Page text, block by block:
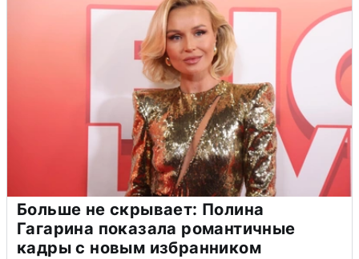
Больше не скрывает: Полина
Гагарина показала романтичные
кадры с новым избранником